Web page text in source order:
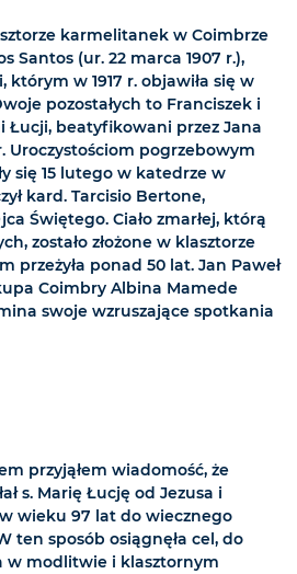
karmelitanek w Coimbrze
Santos (ur. 22 marca 1907 r.),
w 1917 r. objawiła się w
pozostałych to Franciszek i
Łucji, beatyfikowani przez Jana
Uroczystościom pogrzebowym
się 15 lutego w katedrze w
kard. Tarcisio Bertone,
Świętego. Ciało zmarłej, którą
zostało złożone w klasztorze
przeżyła ponad 50 lat. Jan Paweł
Coimbry Albina Mamede
swoje wzruszające spotkania
przyjąłem wiadomość, że
s. Marię Łucję od Jezusa i
wieku 97 lat do wiecznego
ten sposób osiągnęła cel, do
w modlitwie i klasztornym